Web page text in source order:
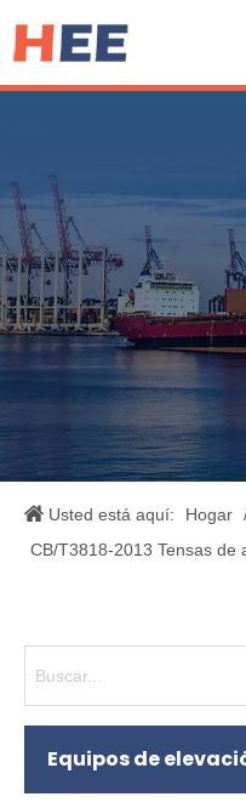
Usted está aquí: Hogar
CB/T3818-2013 Tensas de
Equipos de